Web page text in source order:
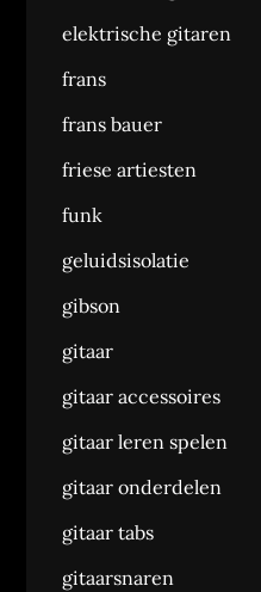
elektrische gitaren
frans
frans bauer
friese artiesten
funk
geluidsisolatie
gibson
gitaar
gitaar accessoires
gitaar leren spelen
gitaar onderdelen
gitaar tabs
gitaarsnaren